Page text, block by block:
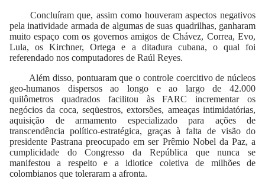
Concluíram que, assim como houveram aspectos negativos
pela inatividade armada de algumas de suas quadrilhas, ganharam
muito espaço com os governos amigos de Chávez, Correa, Evo,
Lula, os Kirchner, Ortega e a ditadura cubana, o qual foi
referendado nos computadores de Raúl Reyes.
Além disso, pontuaram que o controle coercitivo de núcleos
geo-humanos dispersos ao longo e ao largo de 42.000
quilômetros quadrados facilitou às FARC incrementar os
negócios da coca, seqüestros, extorsões, ameaças intimidatórias,
aquisição de armamento especializado para ações de
transcendência político-estratégica, graças à falta de visão do
presidente Pastrana preocupado em ser Prêmio Nobel da Paz, a
cumplicidade do Congresso da República que nunca se
manifestou a respeito e a idiotice coletiva de milhões de
colombianos que toleraram a afronta.